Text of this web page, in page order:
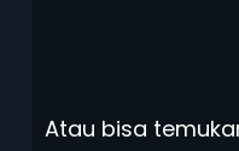
Atau bisa